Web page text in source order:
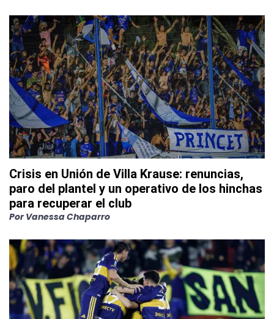
Crisis en Unión de Villa Krause: renuncias,
paro del plantel y un operativo de los hinchas
para recuperar el club
Por Vanessa Chaparro